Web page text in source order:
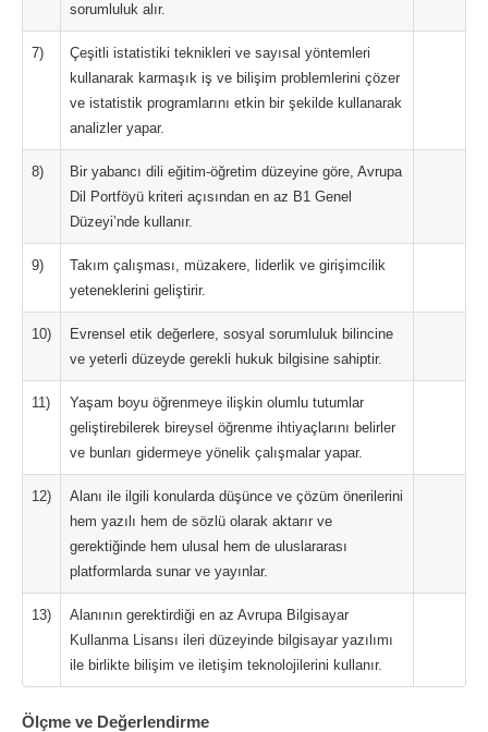
sorumluluk alır.
7)
Çeşitli istatistiki teknikleri ve sayısal yöntemleri
kullanarak karmaşık iş ve bilişim problemlerini çözer
ve istatistik programlarını etkin bir şekilde kullanarak
analizler yapar.
8)
Bir yabancı dili eğitim-öğretim düzeyine göre, Avrupa
Dil Portföyü kriteri açısından en az B1 Genel
Düzeyi’nde kullanır.
9)
Takım çalışması, müzakere, liderlik ve girişimcilik
yeteneklerini geliştirir.
10)
Evrensel etik değerlere, sosyal sorumluluk bilincine
ve yeterli düzeyde gerekli hukuk bilgisine sahiptir.
11)
Yaşam boyu öğrenmeye ilişkin olumlu tutumlar
geliştirebilerek bireysel öğrenme ihtiyaçlarını belirler
ve bunları gidermeye yönelik çalışmalar yapar.
12)
Alanı ile ilgili konularda düşünce ve çözüm önerilerini
hem yazılı hem de sözlü olarak aktarır ve
gerektiğinde hem ulusal hem de uluslararası
platformlarda sunar ve yayınlar.
13)
Alanının gerektirdiği en az Avrupa Bilgisayar
Kullanma Lisansı ileri düzeyinde bilgisayar yazılımı
ile birlikte bilişim ve iletişim teknolojilerini kullanır.
Ölçme ve Değerlendirme